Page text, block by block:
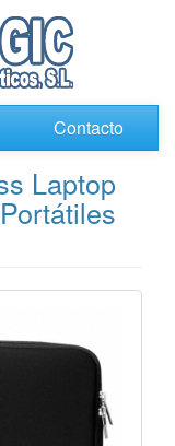
Contacto
Laptop